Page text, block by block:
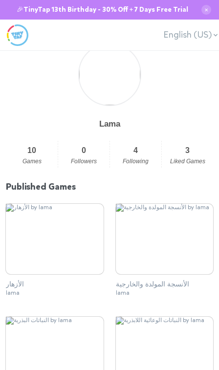
🎉TinyTap 13th Birthday - 30% Off + 7 Days Free Trial ✕
English (US)
Lama
10
Games
0
Followers
4
Following
3
Liked Games
Published Games
الأزهار
lama
الأنسجة المولدة والخارجية
lama